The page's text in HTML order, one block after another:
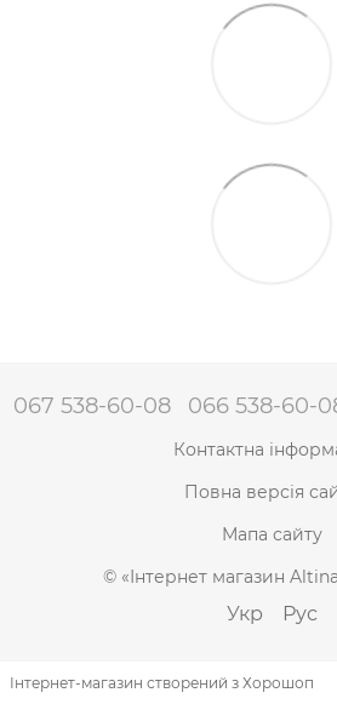
067 538-60-08 066 538-60-
Контактна
Повна версія
Мапа сайту
© «Інтернет магазин
Укр Рус
Інтернет-магазин створений з Хорошоп